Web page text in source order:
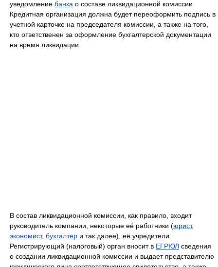
уведомление банка о составе ликвидационной комиссии.
Кредитная организация должна будет переоформить подпись в
учетной карточке на председателя комиссии, а также на того,
кто ответственен за оформление бухгалтерской документации
на время ликвидации.
В состав ликвидационной комиссии, как правило, входит
руководитель компании, некоторые её работники (юрист,
экономист, бухгалтер и так далее), её учредители.
Регистрирующий (налоговый) орган вносит в ЕГРЮЛ сведения
о создании ликвидационной комиссии и выдает представителю